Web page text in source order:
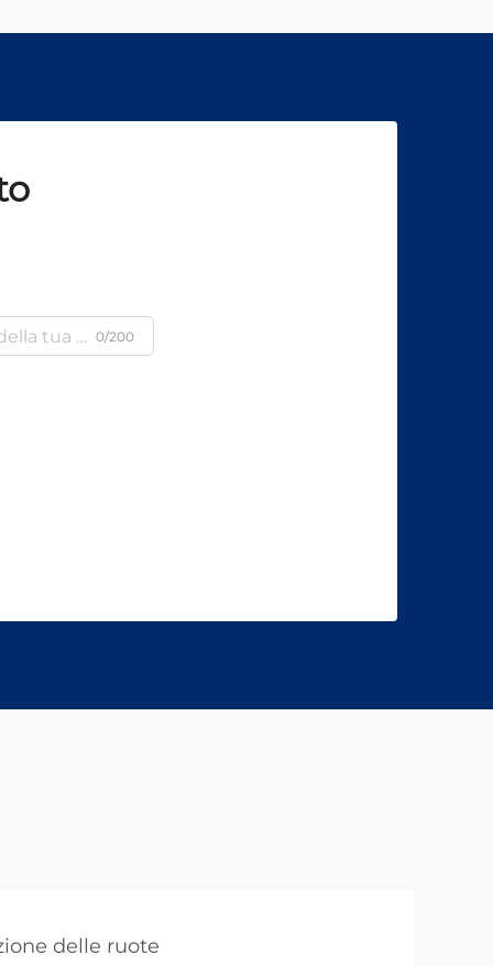
0/200
delle ruote